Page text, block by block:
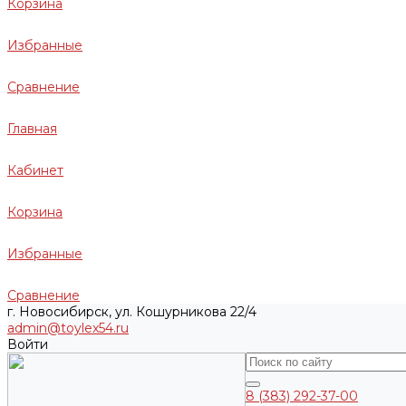
Корзина
Избранные
Сравнение
Главная
Кабинет
Корзина
Избранные
Сравнение
г. Новосибирск, ул. Кошурникова 22/4
admin@toylex54.ru
Войти
8 (383) 292-37-00